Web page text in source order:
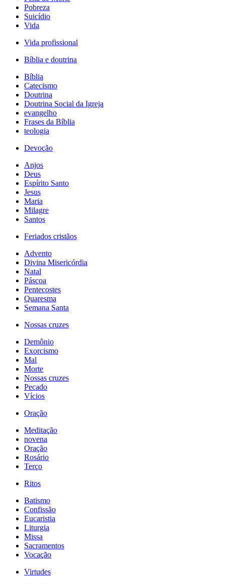
Pobreza
Suicídio
Vida
Vida profissional
Bíblia e doutrina
Bíblia
Catecismo
Doutrina
Doutrina Social da Igreja
evangelho
Frases da Bíblia
teologia
Devoção
Anjos
Deus
Espírito Santo
Jesus
Maria
Milagre
Santos
Feriados cristãos
Advento
Divina Misericórdia
Natal
Páscoa
Pentecostes
Quaresma
Semana Santa
Nossas cruzes
Demônio
Exorcismo
Mal
Morte
Nossas cruzes
Pecado
Vícios
Oração
Meditação
novena
Oração
Rosário
Terço
Ritos
Batismo
Confissão
Eucaristia
Liturgia
Missa
Sacramentos
Vocação
Virtudes